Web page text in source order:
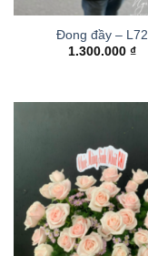
Đong đầy – L72
1.300.000 ₫